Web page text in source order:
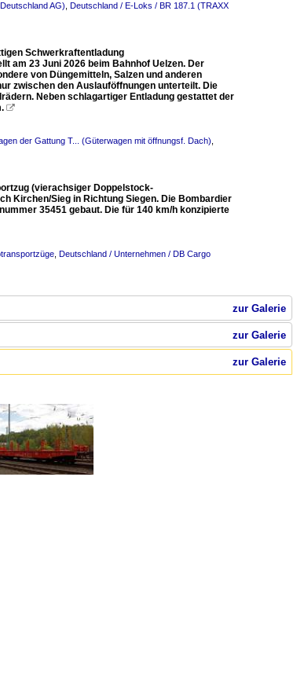
AG) Deutschland / E-Loks / BR 187.1 (TRAXX
Schwerkraftentladung
am 23 Juni 2026 beim Bahnhof Uelzen. Der
von Düngemitteln, Salzen und anderen
zwischen den Auslauföffnungen unterteilt. Die
Neben schlagartiger Entladung gestattet der

der Gattung T... (Güterwagen mit öffnungsf. Dach)
(vierachsiger Doppelstock-
Kirchen/Sieg in Richtung Siegen. Die Bombardier
35451 gebaut. Die für 140 km/h konzipierte
Deutschland / Unternehmen / DB Cargo
zur Galerie
zur Galerie
zur Galerie